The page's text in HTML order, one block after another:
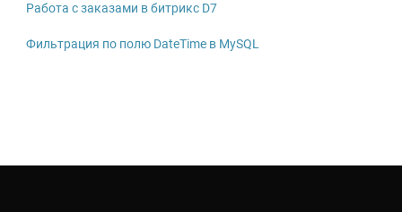
Работа с заказами в битрикс D7
Фильтрация по полю DateTime в MySQL